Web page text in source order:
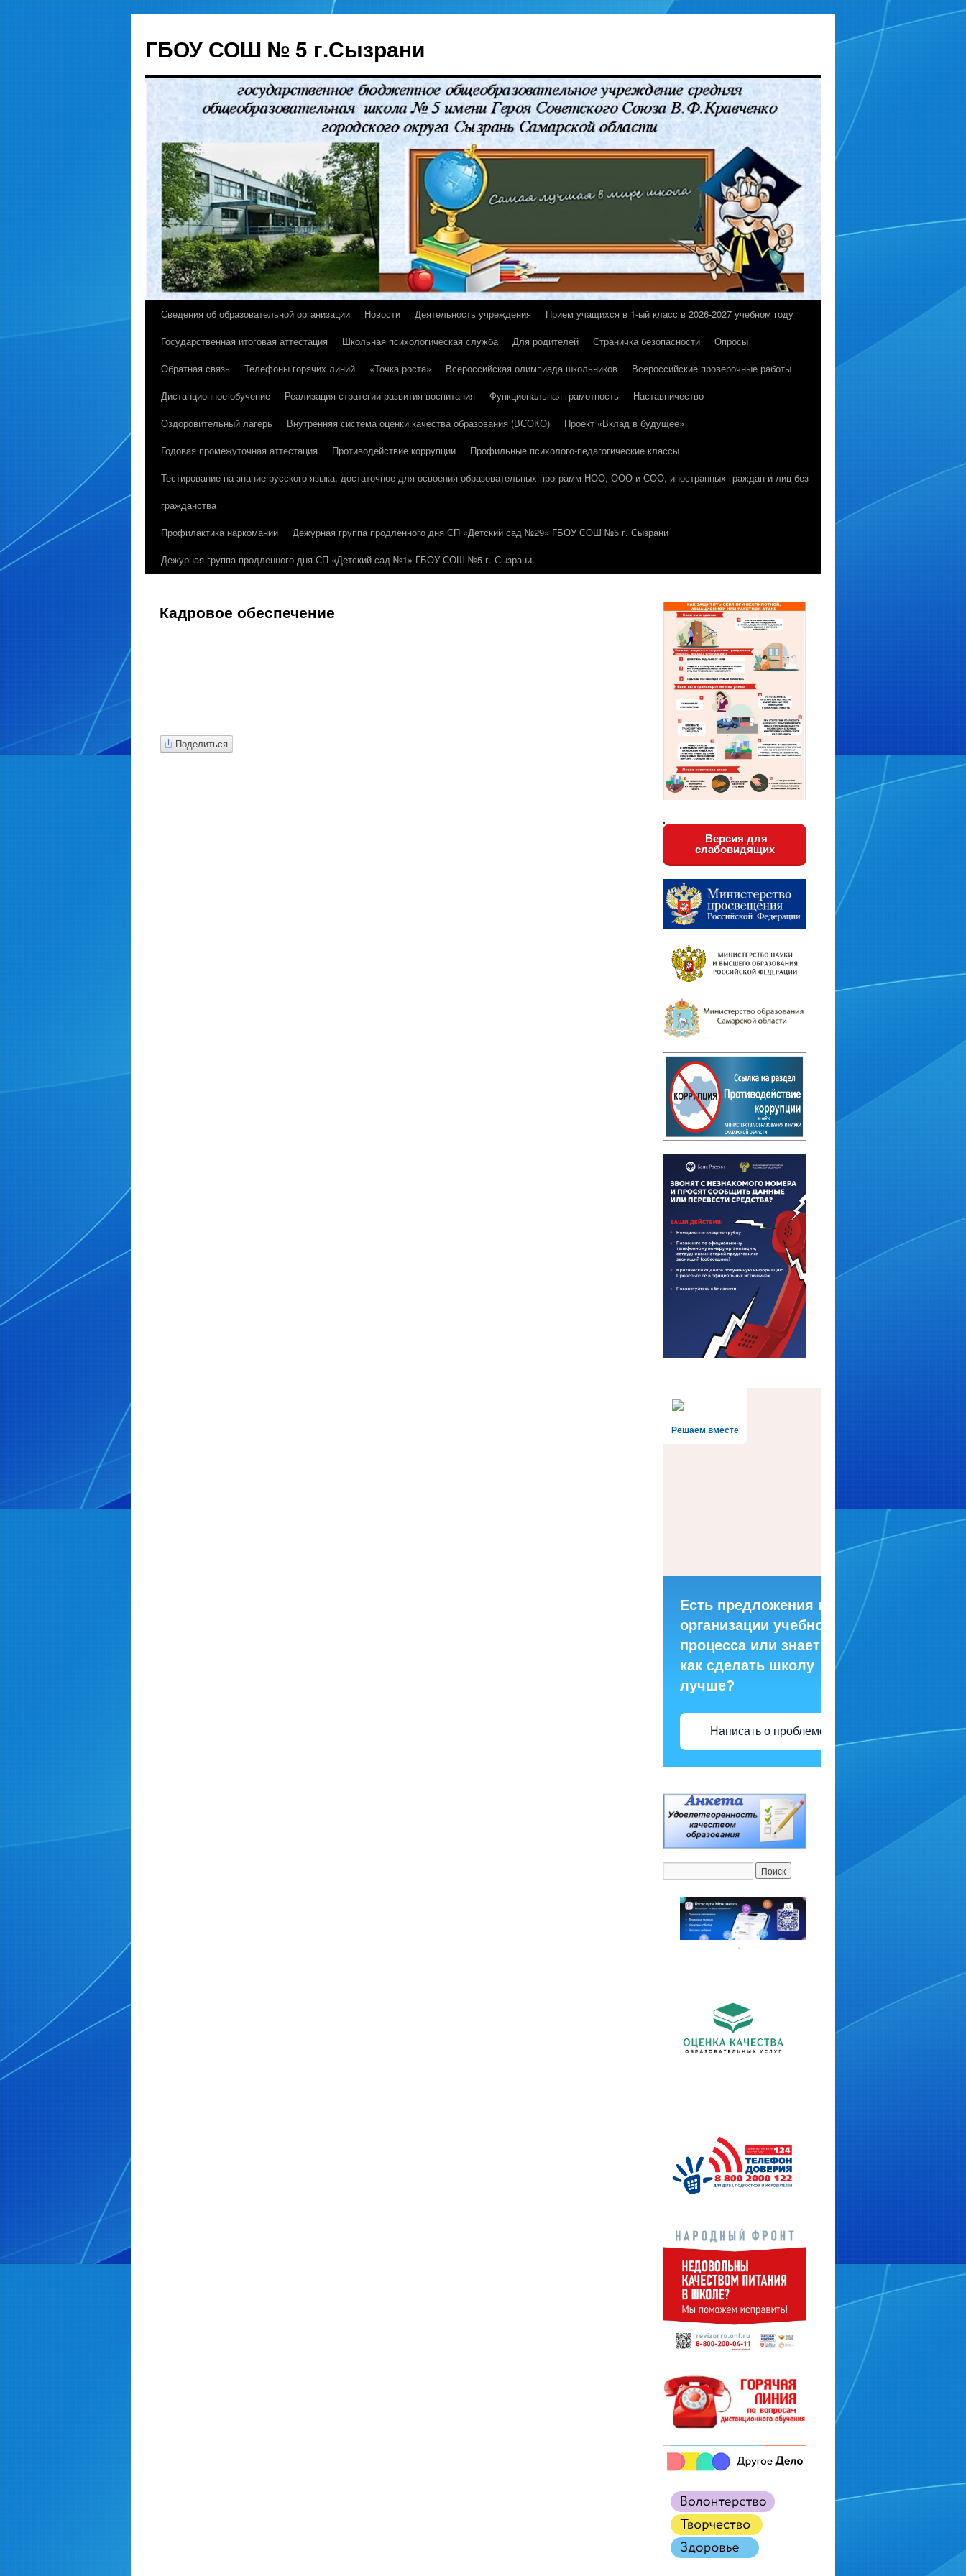
ГБОУ СОШ № 5 г.Сызрани
Перейти
содержимому
Сведения об образовательной организации Новости Деятельность учреждения
Прием учащихся в 1-ый класс в 2026-2027 учебном году
Государственная итоговая аттестация
Школьная психологическая служба Для родителей Страничка безопасности
Опросы
Обратная связь
Телефоны горячих линий «Точка роста» Всероссийская олимпиада школьников
Всероссийские проверочные работы
Дистанционное обучение
Реализация стратегии развития воспитания Функциональная грамотность
Наставничество
Оздоровительный лагерь
Внутренняя система оценки качества образования (ВСОКО)
Проект «Вклад в будущее»
Годовая промежуточная аттестация
Противодействие коррупции
Профильные психолого-педагогические классы
Тестирование на знание русского языка, достаточное для освоения образовательных программ НОО, ООО и СОО, иностранных граждан и лиц без
гражданства
Профилактика наркомании
Дежурная группа продленного дня СП «Детский сад №29» ГБОУ СОШ №5 г. Сызрани
Дежурная группа продленного дня СП «Детский сад №1» ГБОУ СОШ №5 г. Сызрани
Кадровое обеспечение
Поделиться
.
Версия для
слабовидящих
Решаем вместе
Есть предложения по
организации учебного
процесса или знаете,
как сделать школу
лучше?
Написать о проблеме